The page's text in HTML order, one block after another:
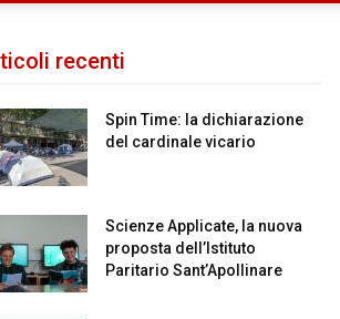
recenti
Spin Time: la dichiarazione
del cardinale vicario
Scienze Applicate, la nuova
proposta dell’Istituto
Paritario Sant’Apollinare